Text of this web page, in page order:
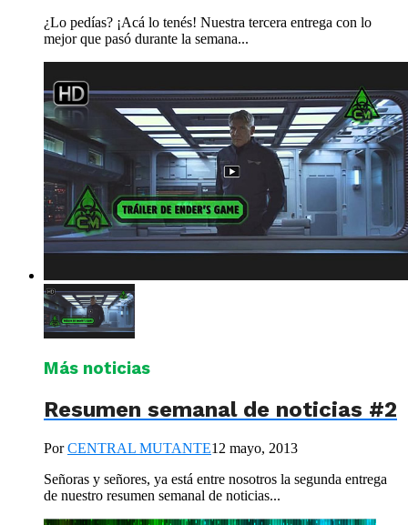
¿Lo pedías? ¡Acá lo tenés! Nuestra tercera entrega con lo
mejor que pasó durante la semana...
Más noticias
Resumen semanal de noticias #2
PorCENTRAL MUTANTE12 mayo, 2013
Señoras y señores, ya está entre nosotros la segunda entrega
de nuestro resumen semanal de noticias...